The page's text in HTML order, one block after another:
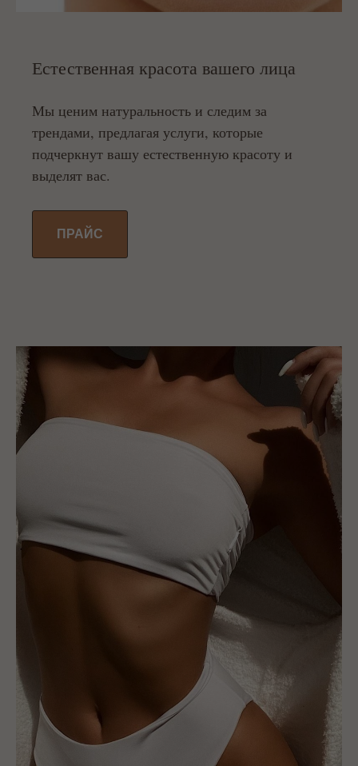
Естественная красота вашего лица
Мы ценим натуральность и следим за
трендами, предлагая услуги, которые
подчеркнут вашу естественную красоту и
выделят вас.
ПРАЙС